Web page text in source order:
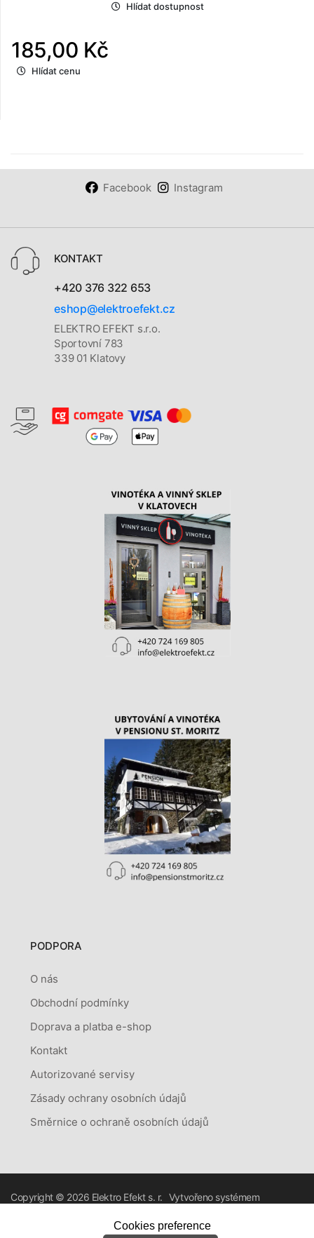
Hlídat dostupnost
185,00 Kč
Hlídat cenu
Facebook Instagram
KONTAKT
+420 376 322 653
eshop@elektroefekt.cz
ELEKTRO EFEKT s.r.o.
Sportovní 783
339 01 Klatovy
PODPORA
O nás
Obchodní podmínky
Doprava a platba e-shop
Kontakt
Autorizované servisy
Zásady ochrany osobních údajů
Směrnice o ochraně osobních údajů
Copyright © 2026 Elektro Efekt s. r. Vytvořeno systémem
Cookies preference